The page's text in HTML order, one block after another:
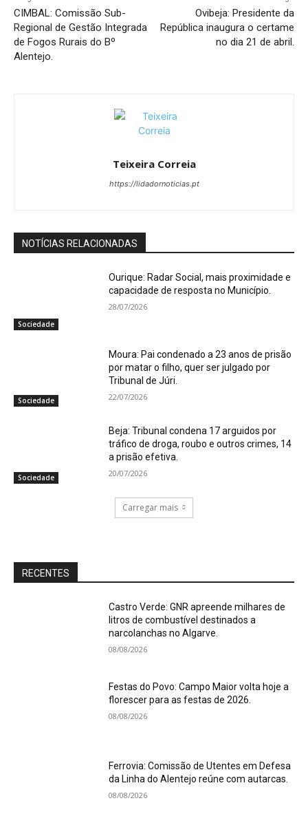
CIMBAL: Comissão Sub-
Regional de Gestão Integrada
de Fogos Rurais do Bº
Alentejo.
Ovibeja: Presidente da
República inaugura o certame
no dia 21 de abril.
Teixeira Correia
https://lidadornoticias.pt
NOTÍCIAS RELACIONADAS
Sociedade
Ourique: Radar Social, mais proximidade e
capacidade de resposta no Município.
28/07/2026
Sociedade
Moura: Pai condenado a 23 anos de prisão
por matar o filho, quer ser julgado por
Tribunal de Júri.
22/07/2026
Sociedade
Beja: Tribunal condena 17 arguidos por
tráfico de droga, roubo e outros crimes, 14
a prisão efetiva.
20/07/2026
Carregar mais
RECENTES
Castro Verde: GNR apreende milhares de
litros de combustível destinados a
narcolanchas no Algarve.
08/08/2026
Festas do Povo: Campo Maior volta hoje a
florescer para as festas de 2026.
08/08/2026
Ferrovia: Comissão de Utentes em Defesa
da Linha do Alentejo reúne com autarcas.
08/08/2026